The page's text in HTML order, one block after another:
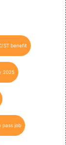
ST benefit
2025
pass job